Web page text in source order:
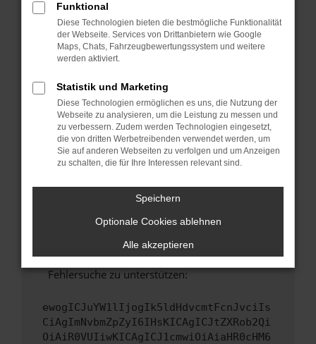
Fenster?
Starte dein Gerät neu.
Das kann manchmal helfen, vorübergehende
Probleme zu beheben.
Stelle sicher, dass dein Browser und dein
Betriebssystem auf dem neuesten Stand
sind.
Veraltete Software birgt nicht nur ein
Sicherheitsrisiko, sondern kann auch dazu
führen, dass bestimmte Funktionen nicht mehr
Wende dich an den Webseitenbetreiber.
hast, kontaktiere uns bitte. Wir werden
versuchen, das Problem zu beheben. Du kannst
uns diesen Text schicken, um uns bei der
Fehlersuche zu unterstützen:
ewogICJuYW1lIjogIk5ldHdvcmtFcnJvciIs
CiAgImNvbmZpZyI6IHsKICAgICJtZXRob2Qi
OiAiR0VUIiwKICAgICJ1cmwiOiAiaHR0cHM6
Funktional
Diese Technologien bieten die bestmögliche Funktionalität
der Webseite. Services von Drittanbietern wie Google
Maps, Chats, Fahrzeugbewertungssystem und weitere
werden aktiviert.
Statistik und Marketing
Diese Technologien ermöglichen es uns, die Nutzung der
Webseite zu analysieren, um die Leistung zu messen und
zu verbessern. Zudem werden Technologien eingesetzt,
die von dritten Werbetreibenden verwendet werden, um
Sie auf anderen Webseiten zu verfolgen und um Anzeigen
zu schalten, die für Ihre Interessen relevant sind.
Speichern
Optionale Cookies ablehnen
Alle akzeptieren